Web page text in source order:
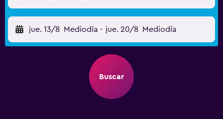
jue. 13/8 Mediodía - jue. 20/8 Mediodía
Buscar